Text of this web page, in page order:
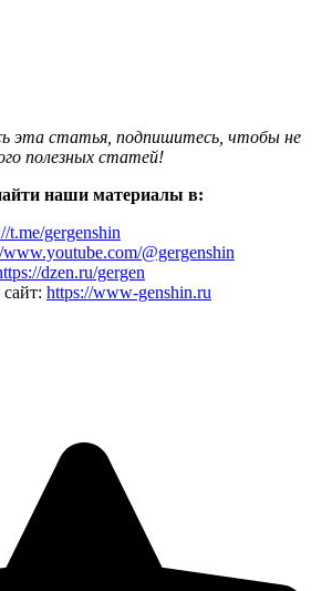
эта статья, подпишитесь, чтобы не
полезных статей!
наши материалы в:
t.me/gergenshin
www.youtube.com/@gergenshin
dzen.ru/gergen
https://www-genshin.ru